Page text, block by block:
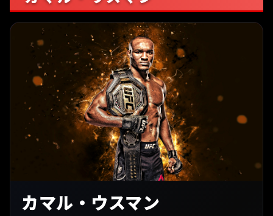
カマル・ウスマン